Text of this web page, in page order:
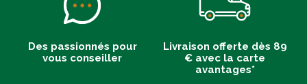
Des passionnés pour
vous conseiller
Livraison offerte dès 89
€ avec la carte
avantages*